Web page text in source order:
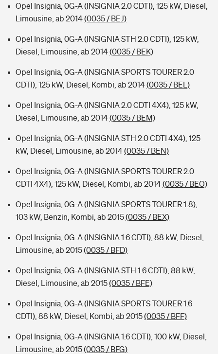
Opel Insignia, 0G-A (INSIGNIA 2.0 CDTI), 125 kW, Diesel,
Limousine, ab 2014(0035 / BEJ)
Opel Insignia, 0G-A (INSIGNIA STH 2.0 CDTI), 125 kW,
Diesel, Limousine, ab 2014(0035 / BEK)
Opel Insignia, 0G-A (INSIGNIA SPORTS TOURER 2.0
CDTI), 125 kW, Diesel, Kombi, ab 2014(0035 / BEL)
Opel Insignia, 0G-A (INSIGNIA 2.0 CDTI 4X4), 125 kW,
Diesel, Limousine, ab 2014(0035 / BEM)
Opel Insignia, 0G-A (INSIGNIA STH 2.0 CDTI 4X4), 125
kW, Diesel, Limousine, ab 2014(0035 / BEN)
Opel Insignia, 0G-A (INSIGNIA SPORTS TOURER 2.0
CDTI 4X4), 125 kW, Diesel, Kombi, ab 2014(0035 / BEO)
Opel Insignia, 0G-A (INSIGNIA SPORTS TOURER 1.8),
103 kW, Benzin, Kombi, ab 2015(0035 / BEX)
Opel Insignia, 0G-A (INSIGNIA 1.6 CDTI), 88 kW, Diesel,
Limousine, ab 2015(0035 / BFD)
Opel Insignia, 0G-A (INSIGNIA STH 1.6 CDTI), 88 kW,
Diesel, Limousine, ab 2015(0035 / BFE)
Opel Insignia, 0G-A (INSIGNIA SPORTS TOURER 1.6
CDTI), 88 kW, Diesel, Kombi, ab 2015(0035 / BFF)
Opel Insignia, 0G-A (INSIGNIA 1.6 CDTI), 100 kW, Diesel,
Limousine, ab 2015(0035 / BFG)